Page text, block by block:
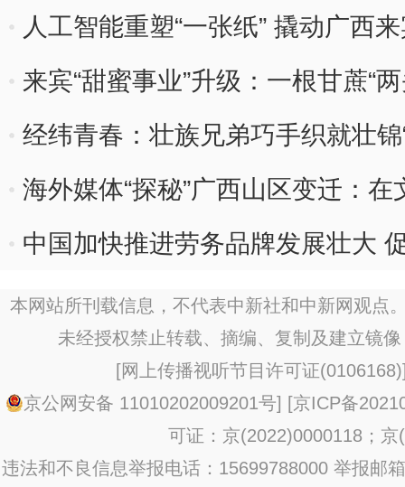
人工智能重塑“一张纸” 撬动广西
来宾“甜蜜事业”升级：一根甘蔗“
经纬青春：壮族兄弟巧手织就壮锦
海外媒体“探秘”广西山区变迁：
中国加快推进劳务品牌发展壮大
本网站所刊载信息，不代表中新社和中新网观点
未经授权禁止转载、摘编、复制及建立镜
[网上传播视听节目许可证(0106168)
京公网安备 11010202009201号] [京ICP备
可证：京(2022)0000118；京
违法和不良信息举报电话：15699788000 举报邮